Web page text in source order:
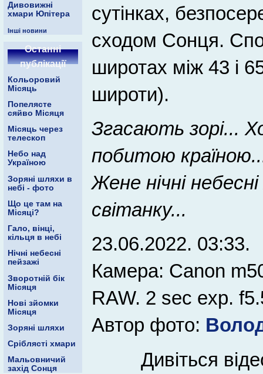
Дивовижні
хмари Юпітера
Інші новини
Останні
публікації
Кольоровий
Місяць
Попелясте
сяйво Місяця
Місяць через
телескоп
Небо над
Україною
Зоряні шляхи в
небі - фото
Що це там на
Місяці?
Гало, вінці,
кільця в небі
Нічні небесні
пейзажі
Зворотній бік
Місяця
Нові зйомки
Місяця
Зоряні шляхи
Сріблясті хмари
Мальовничий
захід Сонця
сутінках,
сходом Сонця.
широтах між 43 і 65
широти).
Згаcають зорі...
побитою
Жене нічні
світанку...
23.06.2022. 03:33.
Камера: Canon
RAW. 2 sec exp.
Автор фото:
Дивіться